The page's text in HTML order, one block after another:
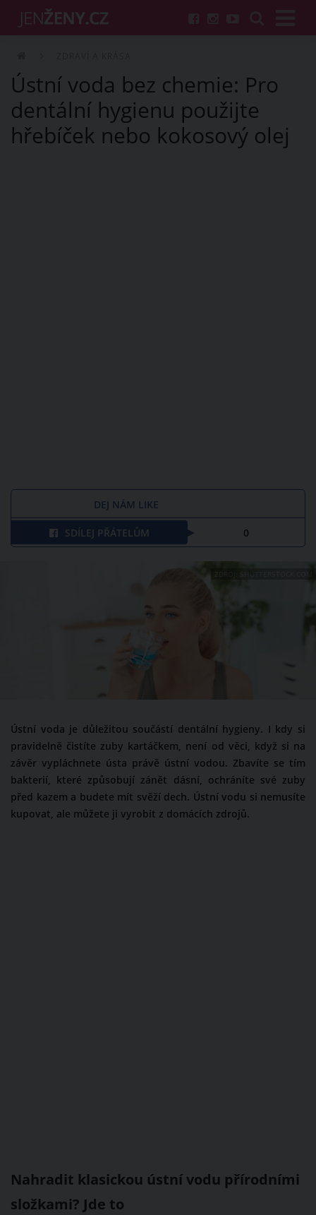
Ústní voda bez chemie: Pro
dentální hygienu použijte
hřebíček nebo kokosový olej
DEJ NÁM LIKE
SDÍLEJ PŘÁTELŮM 0
Ústní voda je důležitou součástí dentální hygieny. I kdy si
pravidelně čistíte zuby kartáčkem, není od věci, když si na
závěr vypláchnete ústa právě ústní vodou. Zbavíte se tím
bakterií, které způsobují zánět dásní, ochráníte své zuby
před kazem a budete mít svěží dech. Ústní vodu si nemusíte
kupovat, ale můžete ji vyrobit z domácích zdrojů.
Nahradit klasickou ústní vodu přírodními
složkami? Jde to